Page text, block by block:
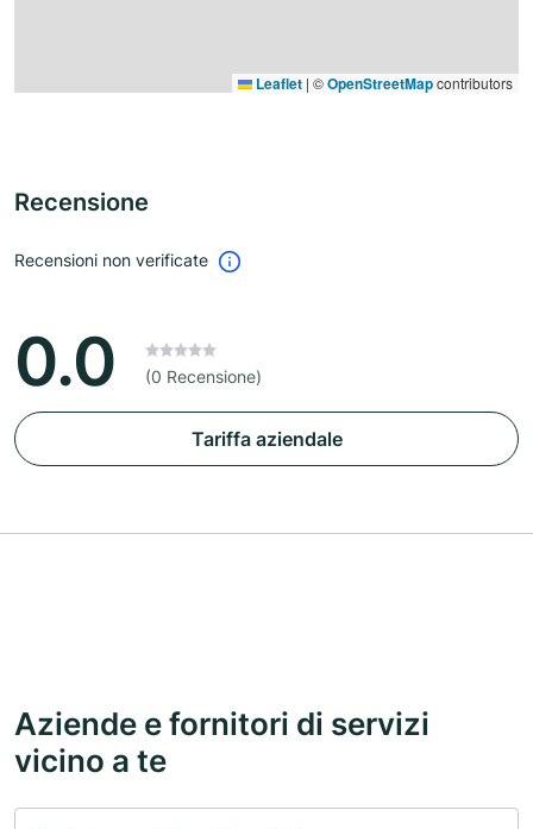
Leaflet | ©OpenStreetMapcontributors
Recensione
Recensioni non verificate
0.0 (0 Recensione)
Tariffa aziendale
Aziende e fornitori di servizi
vicino a te